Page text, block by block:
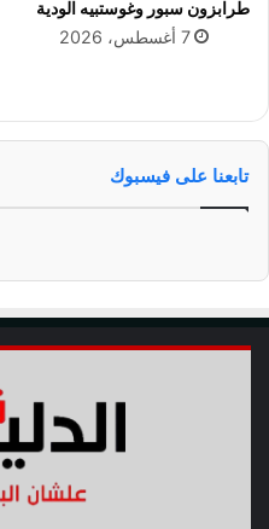
ل
ة
ي
4
.
6
ج
ي
ه
طرابزون سبور وغوستبيه الودية
7 أغسطس، 2026
تابعنا على فيسبوك